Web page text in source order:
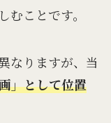
ことです。
なりますが、当
」として位置